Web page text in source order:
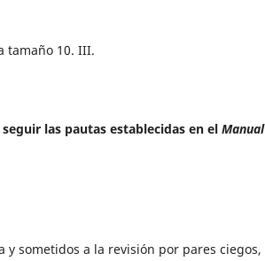
tamaño 10. III.
las pautas establecidas en el Manual
y sometidos a la revisión por pares ciegos,